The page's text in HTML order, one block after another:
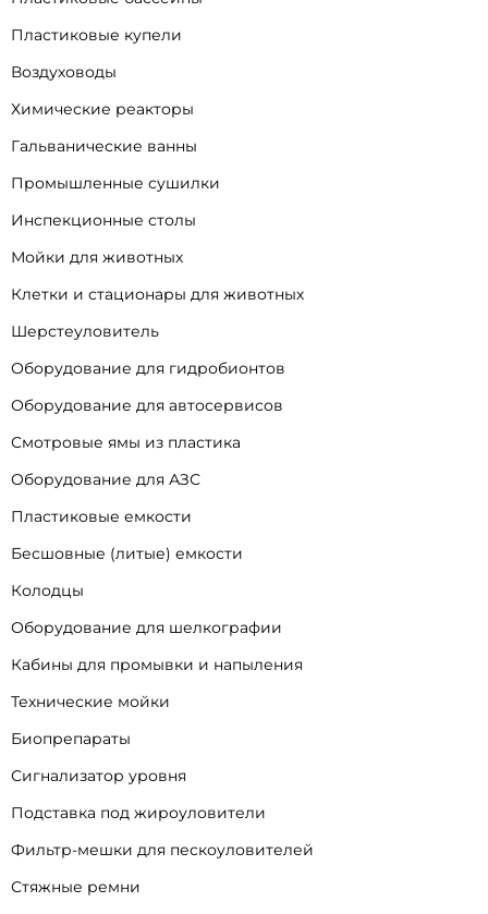
Пластиковые купели
Воздуховоды
Химические реакторы
Гальванические ванны
Промышленные сушилки
Инспекционные столы
Мойки для животных
Клетки и стационары для животных
Шерстеуловитель
Оборудование для гидробионтов
Оборудование для автосервисов
Смотровые ямы из пластика
Оборудование для АЗС
Пластиковые емкости
Бесшовные (литые) емкости
Колодцы
Оборудование для шелкографии
Кабины для промывки и напыления
Технические мойки
Биопрепараты
Сигнализатор уровня
Подставка под жироуловители
Фильтр-мешки для пескоуловителей
Стяжные ремни